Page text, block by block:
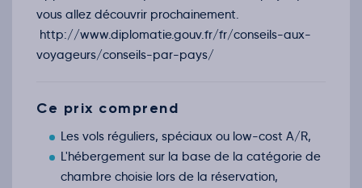
vous allez découvrir prochainement.
http://www.diplomatie.gouv.fr/fr/conseils-aux-
voyageurs/conseils-par-pays/
Ce prix comprend
Les vols réguliers, spéciaux ou low-cost A/R,
L'hébergement sur la base de la catégorie de
chambre choisie lors de la réservation,